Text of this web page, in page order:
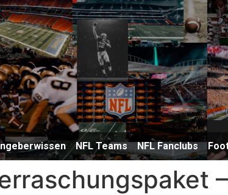
NFL Teams NFL Fanclubs